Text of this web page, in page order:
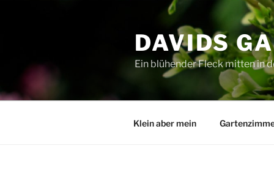
DAVIDS
Ein blühender Fleck mitten in
Klein aber mein